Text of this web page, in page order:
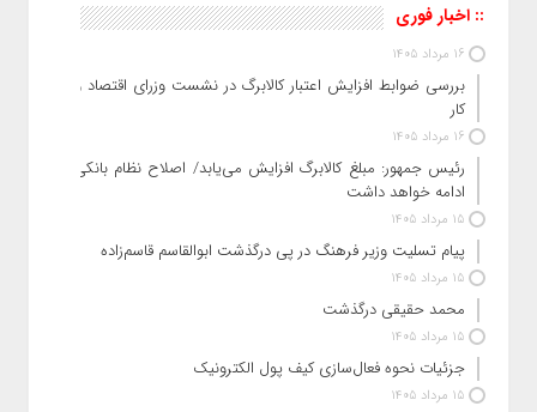
:: اخبار فوری
16 مرداد 1405
بررسی ضوابط افزایش اعتبار کالابرگ در نشست وزرای اقتصاد و
کار
16 مرداد 1405
رئیس‌ جمهور: مبلغ کالابرگ افزایش می‌یابد/ اصلاح نظام بانکی
ادامه خواهد داشت
15 مرداد 1405
پیام تسلیت وزیر فرهنگ در پی درگذشت ابوالقاسم قاسم‌زاده
15 مرداد 1405
محمد حقیقی درگذشت
15 مرداد 1405
جزئیات نحوه فعال‌سازی کیف پول الکترونیک
15 مرداد 1405